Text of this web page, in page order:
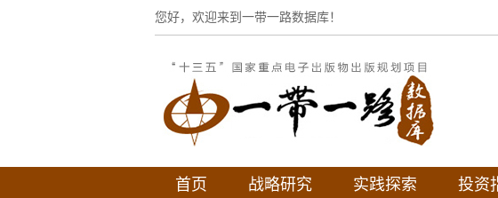
您好，欢迎来到一带一路数据库！
首页 战略研究 实践探索 投资